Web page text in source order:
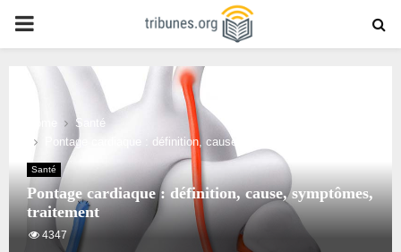
PRIMARY
MENU
Santé
Pontage cardiaque : définition, cause, symptômes, traitement
Santé
Pontage cardiaque : définition, cause, symptômes,
traitement
4347